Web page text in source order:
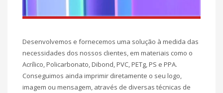
Desenvolvemos e fornecemos uma solução à medida das
necessidades dos nossos clientes, em materiais como o
Acrílico, Policarbonato, Dibond, PVC, PETg, PS e PPA.
Conseguimos ainda imprimir diretamente o seu logo,
imagem ou mensagem, através de diversas técnicas de